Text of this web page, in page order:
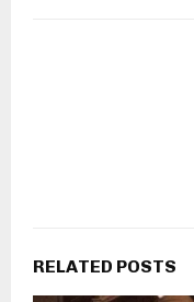
RELATED POSTS